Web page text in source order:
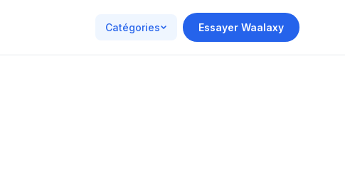
Catégories Essayer Waalaxy